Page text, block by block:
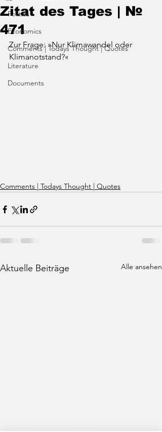
Politics
Economics
Comments | Todays Thought | Quotes
Literature
Documents
Zitat des Tages | №
471
Zur Frage: »Nur Klimawandel oder
Klimanotstand?«
Comments | Todays Thought | Quotes
Aktuelle Beiträge Alle ansehen